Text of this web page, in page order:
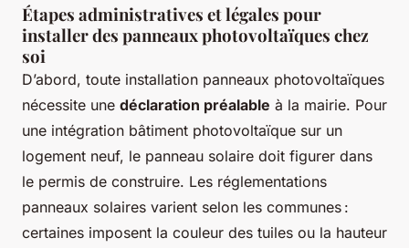
Étapes administratives et légales pour
installer des panneaux photovoltaïques chez
soi
D’abord, toute installation panneaux photovoltaïques
nécessite une déclaration préalable à la mairie. Pour
une intégration bâtiment photovoltaïque sur un
logement neuf, le panneau solaire doit figurer dans
le permis de construire. Les réglementations
panneaux solaires varient selon les communes :
certaines imposent la couleur des tuiles ou la hauteur